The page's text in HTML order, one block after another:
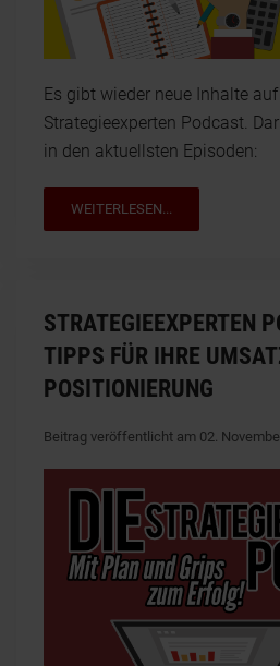
Es gibt wieder neue Inhalte
Strategieexperten Podcast.
in den aktuellsten Episoden:
WEITERLESEN...
STRATEGIEEXPERTEN
TIPPS FÜR IHRE
POSITIONIERUNG
Beitrag veröffentlicht am 02.